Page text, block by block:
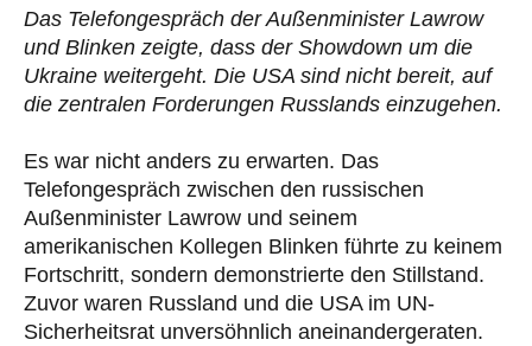
Das Telefongespräch der Außenminister Lawrow
und Blinken zeigte, dass der Showdown um die
Ukraine weitergeht. Die USA sind nicht bereit, auf
die zentralen Forderungen Russlands einzugehen.
Es war nicht anders zu erwarten. Das
Telefongespräch zwischen den russischen
Außenminister Lawrow und seinem
amerikanischen Kollegen Blinken führte zu keinem
Fortschritt, sondern demonstrierte den Stillstand.
Zuvor waren Russland und die USA im UN-
Sicherheitsrat unversöhnlich aneinandergeraten.